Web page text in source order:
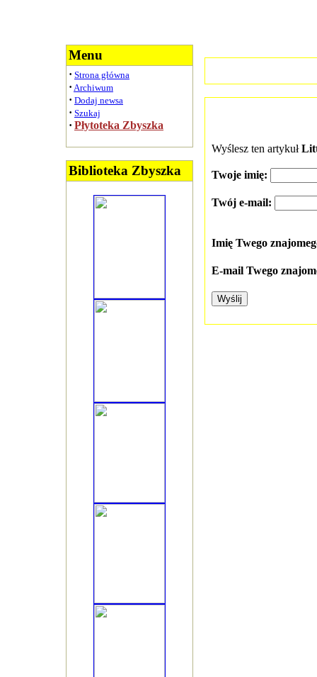
Menu
· Strona główna
· Archiwum
· Dodaj newsa
· Szukaj
· Płytoteka Zbyszka
Biblioteka Zbyszka
Wyślesz ten artykuł
Twoje imię:
Twój e-mail:
Imię Twego
E-mail Twego